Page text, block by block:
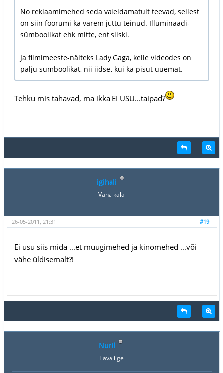
No reklaamimehed seda vaieldamatult teevad, sellest
on siin foorumi ka varem juttu teinud. Illuminaadi-
sümboolikat ehk mitte, ent siiski.
Ja filmimeeste-näiteks Lady Gaga, kelle videodes on
palju sümboolikat, nii iidset kui ka pisut uuemat.
Tehku mis tahavad, ma ikka EI USU...taipad?
igihali
Vana kala
#19
26-05-2011, 21:31
Ei usu siis mida ...et müügimehed ja kinomehed ...või
vähe üldisemalt?!
Nuril
Tavaliige